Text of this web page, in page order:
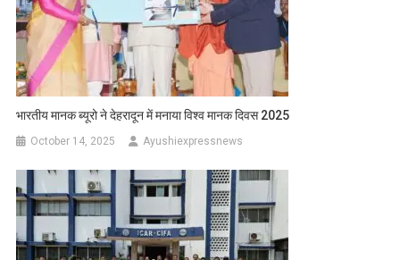
भारतीय मानक ब्यूरो ने देहरादून में मनाया विश्व मानक दिवस 2025
October 14, 2025 Ayushiexpressnews